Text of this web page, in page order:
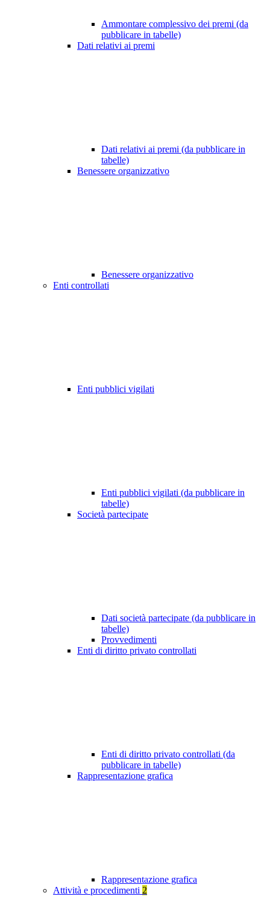
Ammontare complessivo dei premi (da
pubblicare in tabelle)
Dati relativi ai premi
Dati relativi ai premi (da pubblicare in
tabelle)
Benessere organizzativo
Benessere organizzativo
Enti controllati
Enti pubblici vigilati
Enti pubblici vigilati (da pubblicare in
tabelle)
Società partecipate
Dati società partecipate (da pubblicare in
tabelle)
Provvedimenti
Enti di diritto privato controllati
Enti di diritto privato controllati (da
pubblicare in tabelle)
Rappresentazione grafica
Rappresentazione grafica
Attività e procedimenti 2